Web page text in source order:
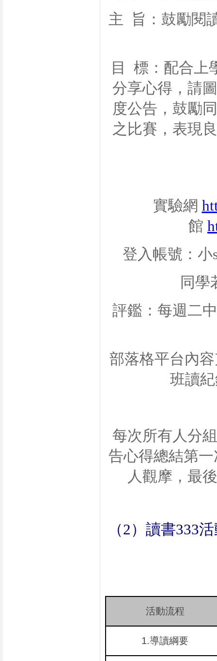
主
旨：鼓勵閱
目
標：配合上
分享心得，請
度公告，鼓勵
之比賽，表現
實驗網
館
登入帳號：小
同學
評鑑：每週二
部落格平台內
班讀
每次所有人分
告心得總結第
人觀摩，最
（2 ）讀書333
活動流程
1.導讀綱要